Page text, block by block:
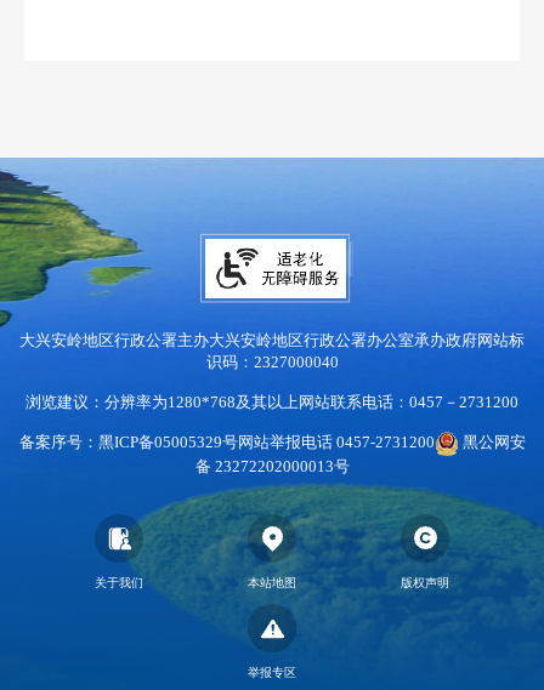
大兴安岭地区行政公署主办大兴安岭地区行政公署办公室承办政府网站标
识码：2327000040
浏览建议：分辨率为1280*768及其以上网站联系电话：0457－2731200
备案序号：黑ICP备05005329号网站举报电话 0457-2731200
黑公网安
备 23272202000013号
关于我们 本站地图 版权声明
举报专区